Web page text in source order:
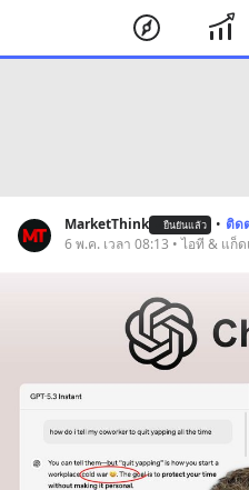
MarketThink ยืนยันแล้ว • ติด
6 พ.ค. เวลา 08:13 • ไอที & แก็ด